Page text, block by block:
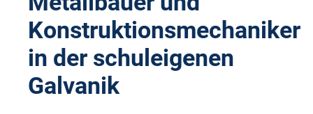
Konstruktionsmechaniker
in der schuleigenen
Galvanik